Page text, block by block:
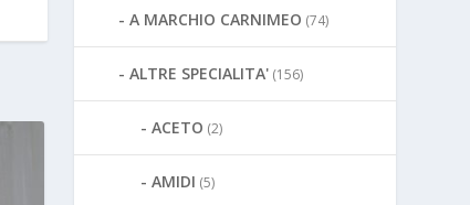
A MARCHIO CARNIMEO (74)
ALTRE SPECIALITA' (156)
ACETO (2)
AMIDI (5)